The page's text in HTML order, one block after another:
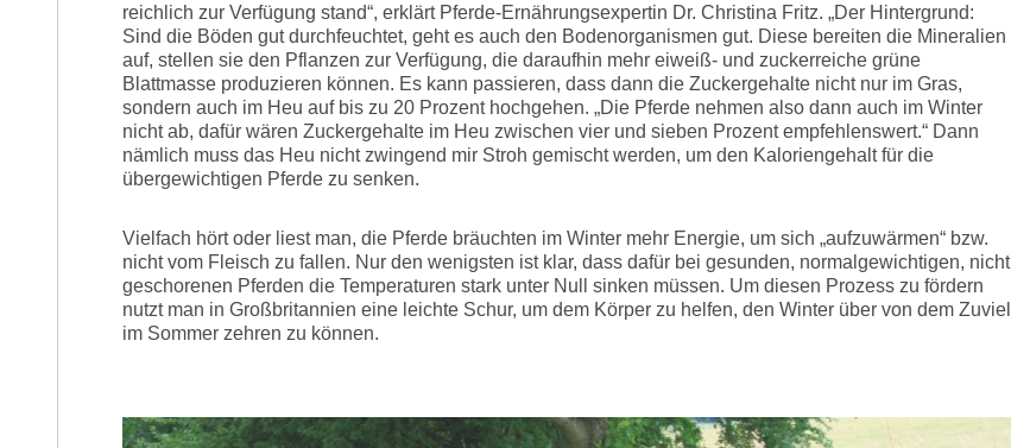
reichlich zur Verfügung stand“, erklärt Pferde-Ernährungsexpertin Dr. Christina Fritz. „Der Hintergrund:
Sind die Böden gut durchfeuchtet, geht es auch den Bodenorganismen gut. Diese bereiten die Mineralien
auf, stellen sie den Pflanzen zur Verfügung, die daraufhin mehr eiweiß- und zuckerreiche grüne
Blattmasse produzieren können. Es kann passieren, dass dann die Zuckergehalte nicht nur im Gras,
sondern auch im Heu auf bis zu 20 Prozent hochgehen. „Die Pferde nehmen also dann auch im Winter
nicht ab, dafür wären Zuckergehalte im Heu zwischen vier und sieben Prozent empfehlenswert.“ Dann
nämlich muss das Heu nicht zwingend mir Stroh gemischt werden, um den Kaloriengehalt für die
übergewichtigen Pferde zu senken.
Vielfach hört oder liest man, die Pferde bräuchten im Winter mehr Energie, um sich „aufzuwärmen“ bzw.
nicht vom Fleisch zu fallen. Nur den wenigsten ist klar, dass dafür bei gesunden, normalgewichtigen, nicht
geschorenen Pferden die Temperaturen stark unter Null sinken müssen. Um diesen Prozess zu fördern
nutzt man in Großbritannien eine leichte Schur, um dem Körper zu helfen, den Winter über von dem Zuviel
im Sommer zehren zu können.